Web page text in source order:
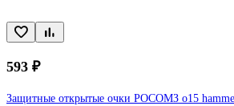
593 ₽
Защитные открытые очки РОСОМЗ о15